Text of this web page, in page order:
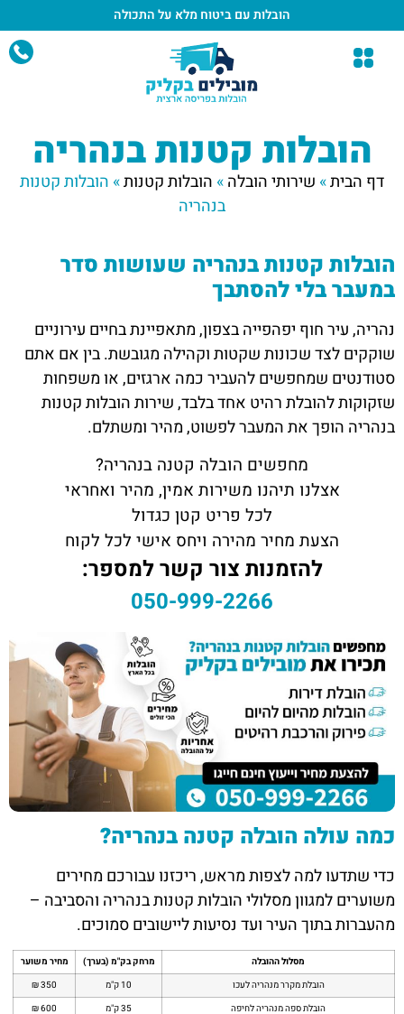
הובלות עם ביטוח מלא על התכולה
הובלות קטנות בנהריה
דף הבית» שירותי הובלה» הובלות קטנות» הובלות קטנות
בנהריה
הובלות קטנות בנהריה שעושות סדר
במעבר בלי להסתבך
נהריה, עיר חוף יפהפייה בצפון, מתאפיינת בחיים עירוניים
שוקקים לצד שכונות שקטות וקהילה מגובשת. בין אם אתם
סטודנטים שמחפשים להעביר כמה ארגזים, או משפחות
שזקוקות להובלת רהיט אחד בלבד, שירות הובלות קטנות
בנהריה הופך את המעבר לפשוט, מהיר ומשתלם.
מחפשים הובלה קטנה בנהריה?
אצלנו תיהנו משירות אמין, מהיר ואחראי
לכל פריט קטן כגדול
הצעת מחיר מהירה ויחס אישי לכל לקוח
להזמנות צור קשר למספר:
050-999-2266
כמה עולה הובלה קטנה בנהריה?
כדי שתדעו למה לצפות מראש, ריכזנו עבורכם מחירים
משוערים למגוון מסלולי הובלות קטנות בנהריה והסביבה –
מהעברות בתוך העיר ועד נסיעות ליישובים סמוכים.
מסלול ההובלה מרחק בק"מ (בערך)
מחיר משוער
הובלת מקרר מנהריה לעכו
10 ק"מ
350 ₪
הובלת ספה מנהריה לחיפה
35 ק"מ
600 ₪